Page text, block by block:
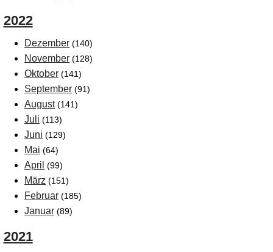
2022
Dezember (140)
November (128)
Oktober (141)
September (91)
August (141)
Juli (113)
Juni (129)
Mai (64)
April (99)
März (151)
Februar (185)
Januar (89)
2021